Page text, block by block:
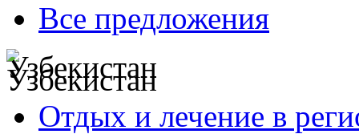
Все предложения
Узбекистан
Отдых и лечение в